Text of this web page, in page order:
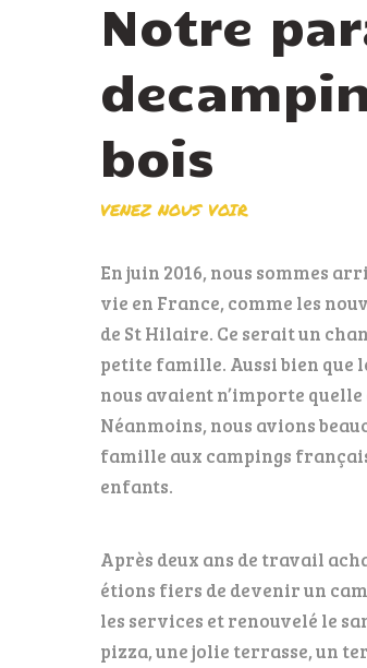
Notre
bois
VENEZ NOUS VOIR
En juin 2016, nous sommes
vie en France, comme les
de St Hilaire. Ce serait un
petite famille. Aussi bien que
nous avaient n’importe
Néanmoins, nous avions
famille aux campings
enfants.
Après deux ans de travail
étions fiers de devenir un
les services et renouvelé le
pizza, une jolie terrasse, un